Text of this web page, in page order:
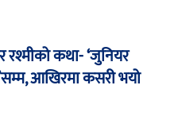
रश्मीको कथा- ‘जुनियर
आखिरमा कसरी भयो